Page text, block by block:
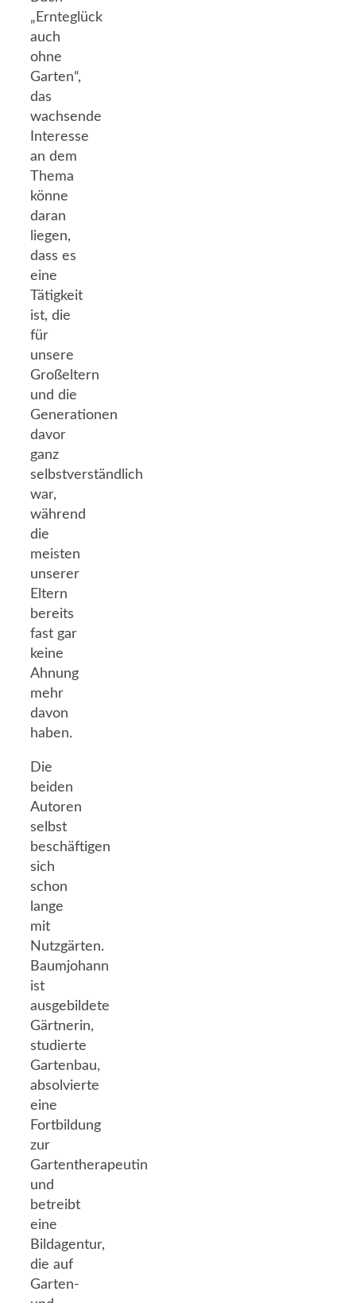
„Ernteglück
auch
ohne
Garten“,
das
wachsende
Interesse
an dem
Thema
könne
daran
liegen,
dass es
eine
Tätigkeit
ist, die
für
unsere
Großeltern
und die
Generationen
davor
ganz
selbstverständlich
war,
während
die
meisten
unserer
Eltern
bereits
fast gar
keine
Ahnung
mehr
davon
haben.
Die
beiden
Autoren
selbst
beschäftigen
sich
schon
lange
mit
Nutzgärten.
Baumjohann
ist
ausgebildete
Gärtnerin,
studierte
Gartenbau,
absolvierte
eine
Fortbildung
zur
Gartentherapeutin
und
betreibt
eine
Bildagentur,
die auf
Garten-